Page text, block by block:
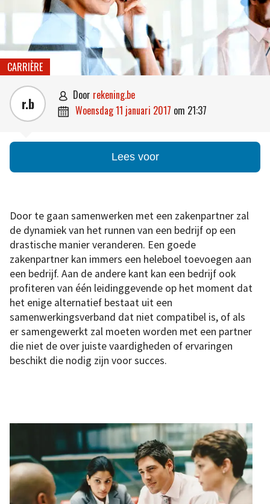
CARRIÈRE
r.b  door rekening.be
 woensdag 11 januari 2017 om 21:37
Lees voor
Door te gaan samenwerken met een zakenpartner zal
de dynamiek van het runnen van een bedrijf op een
drastische manier veranderen. Een goede
zakenpartner kan immers een heleboel toevoegen aan
een bedrijf. Aan de andere kant kan een bedrijf ook
profiteren van één leidinggevende op het moment dat
het enige alternatief bestaat uit een
samenwerkingsverband dat niet compatibel is, of als
er samengewerkt zal moeten worden met een partner
die niet de over juiste vaardigheden of ervaringen
beschikt die nodig zijn voor succes.